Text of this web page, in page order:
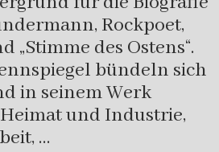
Rockpoet,
„Stimme des Ostens“.
bündeln sich
in seinem Werk
und Industrie,
…